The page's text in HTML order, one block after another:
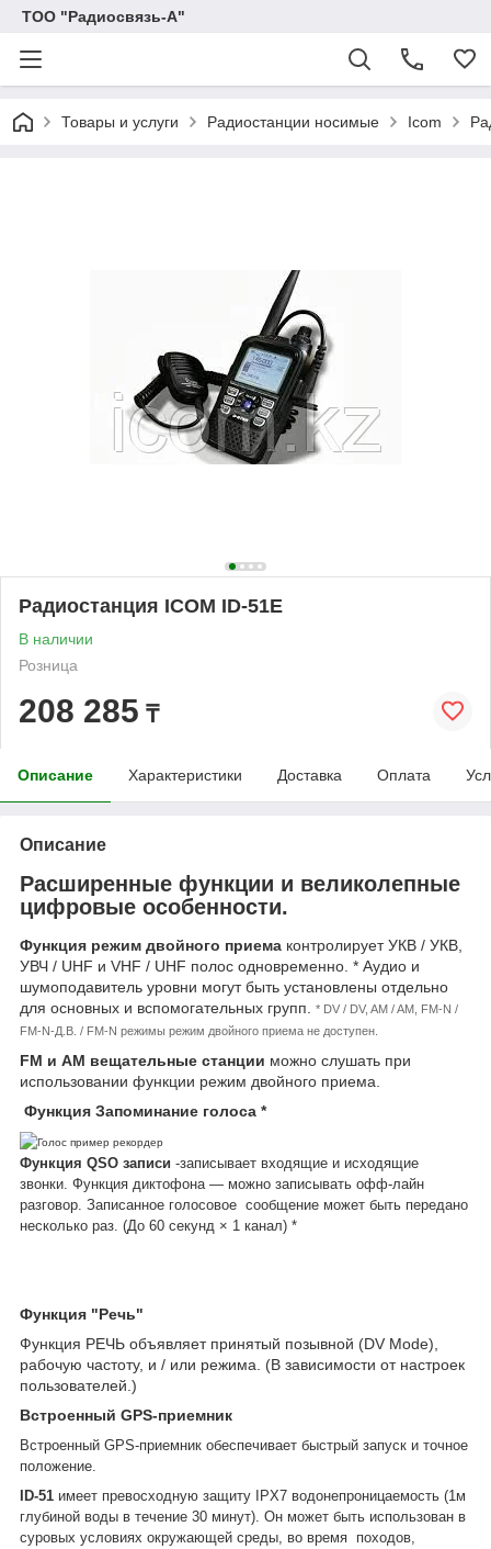
ТОО "Радиосвязь-А"
Товары и услуги Радиостанции носимые Icom
Радиостанция ICOM ID-51E
В наличии
Розница
208 285 ₸
Описание Характеристики Доставка Оплата
Описание
Расширенные функции и великолепные
цифровые особенности.
Функция режим двойного приема контролирует УКВ / УКВ,
УВЧ / UHF и VHF / UHF полос одновременно. * Аудио и
шумоподавитель уровни могут быть установлены отдельно
для основных и вспомогательных групп. * DV / DV, AM / AM, FM-N /
FM-N-Д.В. / FM-N режимы режим двойного приема не доступен.
FM и AM вещательные станции можно слушать при
использовании функции режим двойного приема.
Функция Запоминание голоса *
Функция QSO записи -записывает входящие и исходящие
звонки. Функция диктофона ― можно записывать офф-лайн
разговор. Записанное голосовое сообщение может быть передано
несколько раз. (До 60 секунд × 1 канал) *
Функция "Речь"
Функция РЕЧЬ объявляет принятый позывной (DV Mode),
рабочую частоту, и / или режима. (В зависимости от настроек
пользователей.)
Встроенный GPS-приемник
Встроенный GPS-приемник обеспечивает быстрый запуск и точное
положение.
ID-51 имеет превосходную защиту IPX7 водонепроницаемость (1м
глубиной воды в течение 30 минут). Он может быть использован в
суровых условиях окружающей среды, во время походов,